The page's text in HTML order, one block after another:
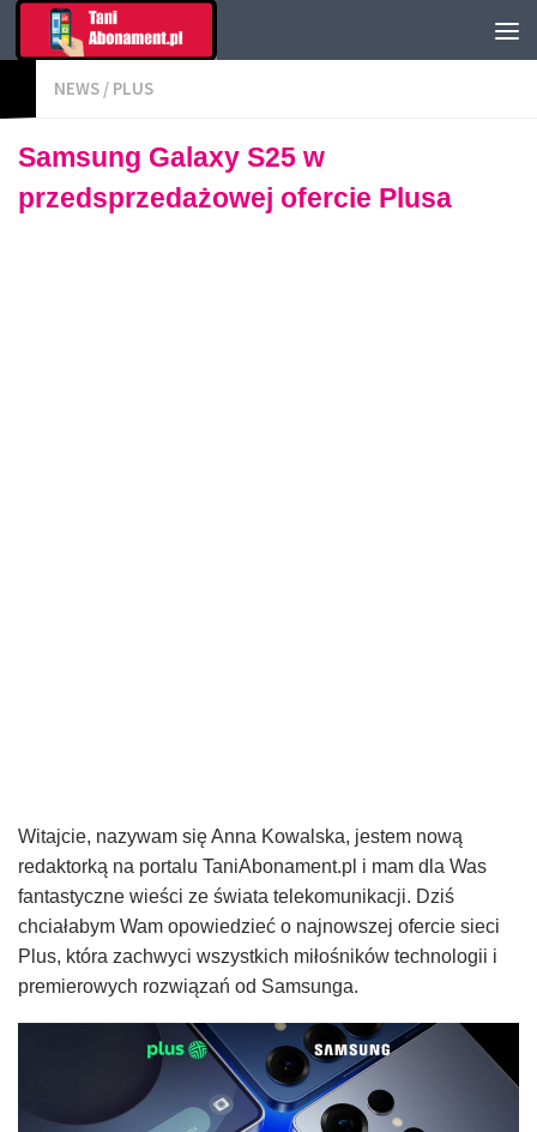
NEWS / PLUS
Samsung Galaxy S25 w
przedsprzedażowej ofercie Plusa
Witajcie, nazywam się Anna Kowalska, jestem nową
redaktorką na portalu TaniAbonament.pl i mam dla Was
fantastyczne wieści ze świata telekomunikacji. Dziś
chciałabym Wam opowiedzieć o najnowszej ofercie sieci
Plus, która zachwyci wszystkich miłośników technologii i
premierowych rozwiązań od Samsunga.